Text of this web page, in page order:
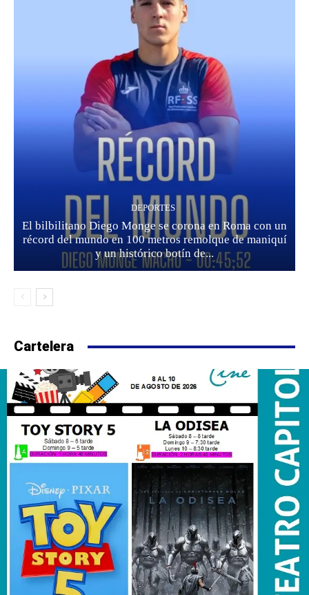
DEPORTES
El bilbilitano Diego Monge se corona en Roma con un
récord del mundo en 100 metros remolque de maniquí
y un histórico botín de...
Cartelera